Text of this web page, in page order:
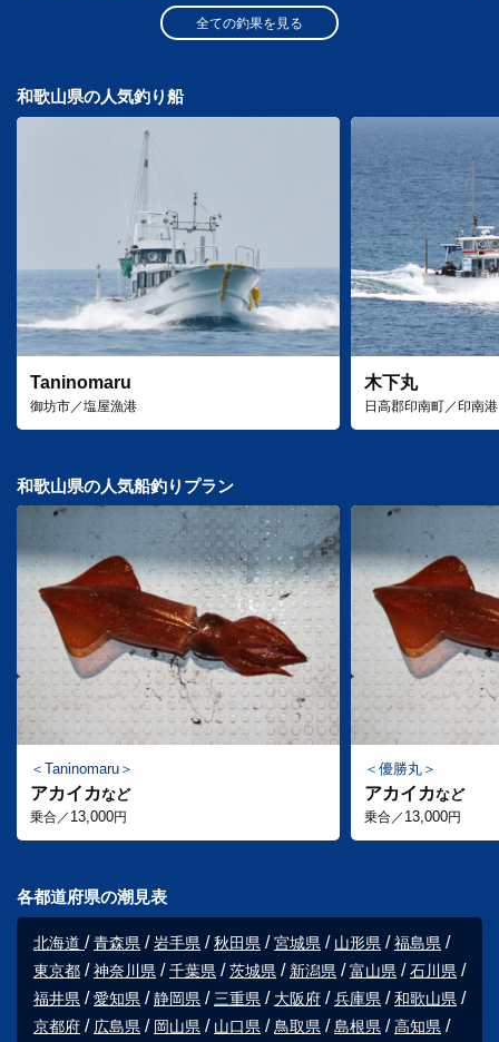
全ての釣果を見る
和歌山県の人気釣り船
Taninomaru
御坊市／塩屋漁港
木下丸
日高郡印南町／印南港
和歌山県の人気船釣りプラン
Taninomaru
アカイカなど
乗合／ 13,000円
優勝丸
アカイカなど
乗合／ 13,000円
各都道府県の潮見表
北海道 青森県 岩手県 秋田県 宮城県 山形県
福島県
東京都
神奈川県 千葉県 茨城県 新潟県 富山県
石川県
福井県
愛知県 静岡県 三重県 大阪府 兵庫県
和歌山県
京都府
広島県 岡山県 山口県 鳥取県 島根県
高知県